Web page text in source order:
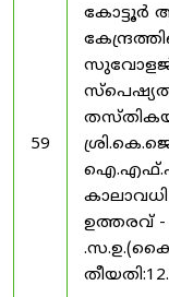
59
കോട്ടൂർ
കാലാവധി
ഉത്തരവ് -
.സ.ഉ.(കൈ)